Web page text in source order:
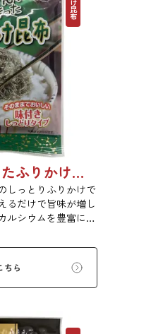
昆布屋さんが作ったふりかけ昆布 30g 単品 5袋セット 20袋セット 5072
しっとりふりかけで
るだけで旨味が増し
ルシウムを豊富に含
れた食生活のため
ちら